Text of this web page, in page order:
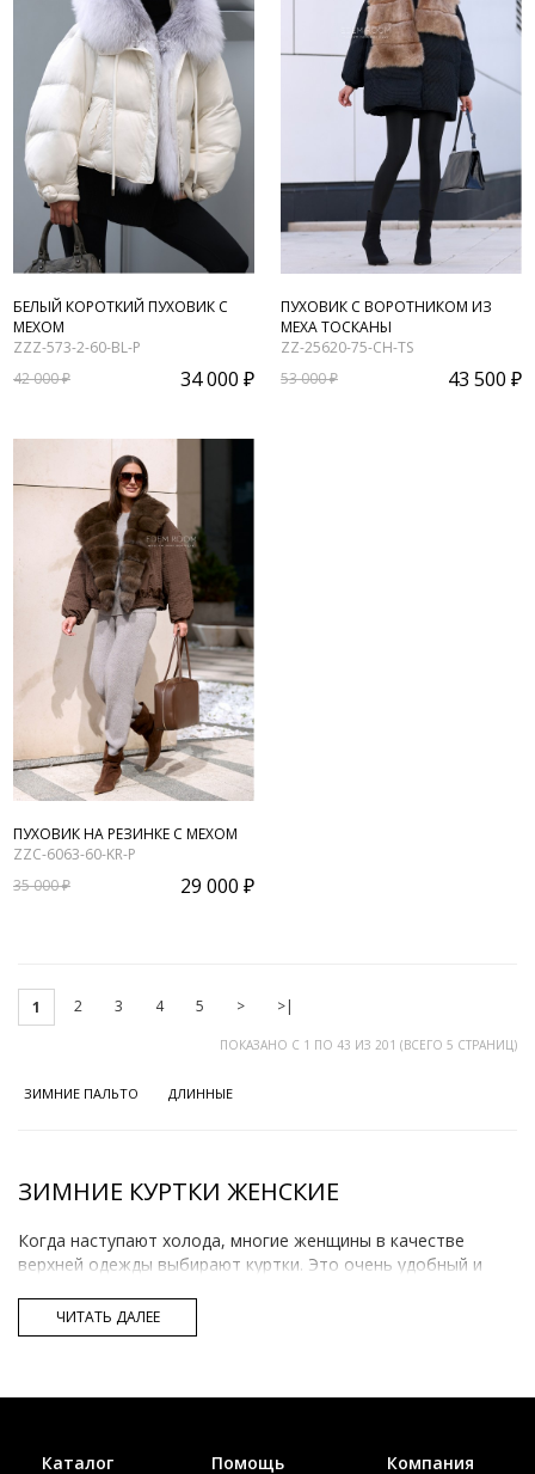
БЕЛЫЙ КОРОТКИЙ ПУХОВИК С
МЕХОМ
ZZZ-573-2-60-BL-P
42 000 ₽
34 000 ₽
ПУХОВИК С ВОРОТНИКОМ ИЗ
МЕХА ТОСКАНЫ
ZZ-25620-75-CH-TS
53 000 ₽
43 500 ₽
ПУХОВИК НА РЕЗИНКЕ С МЕХОМ
ZZC-6063-60-KR-P
35 000 ₽
29 000 ₽
1 2 3 4 5 > >|
ПОКАЗАНО С 1 ПО 43 ИЗ 201 (ВСЕГО 5 СТРАНИЦ)
ЗИМНИЕ ПАЛЬТО ДЛИННЫЕ
ЗИМНИЕ КУРТКИ ЖЕНСКИЕ
Когда наступают холода, многие женщины в качестве
верхней одежды выбирают куртки. Это очень удобный и
дополняющий женственный образ её обладательницы.
Кроме того, существует великое множество моделей
куртки, в отличие от пальто, шуб и других вариантов
ЧИТАТЬ ДАЛЕЕ
Каталог Помощь Компания